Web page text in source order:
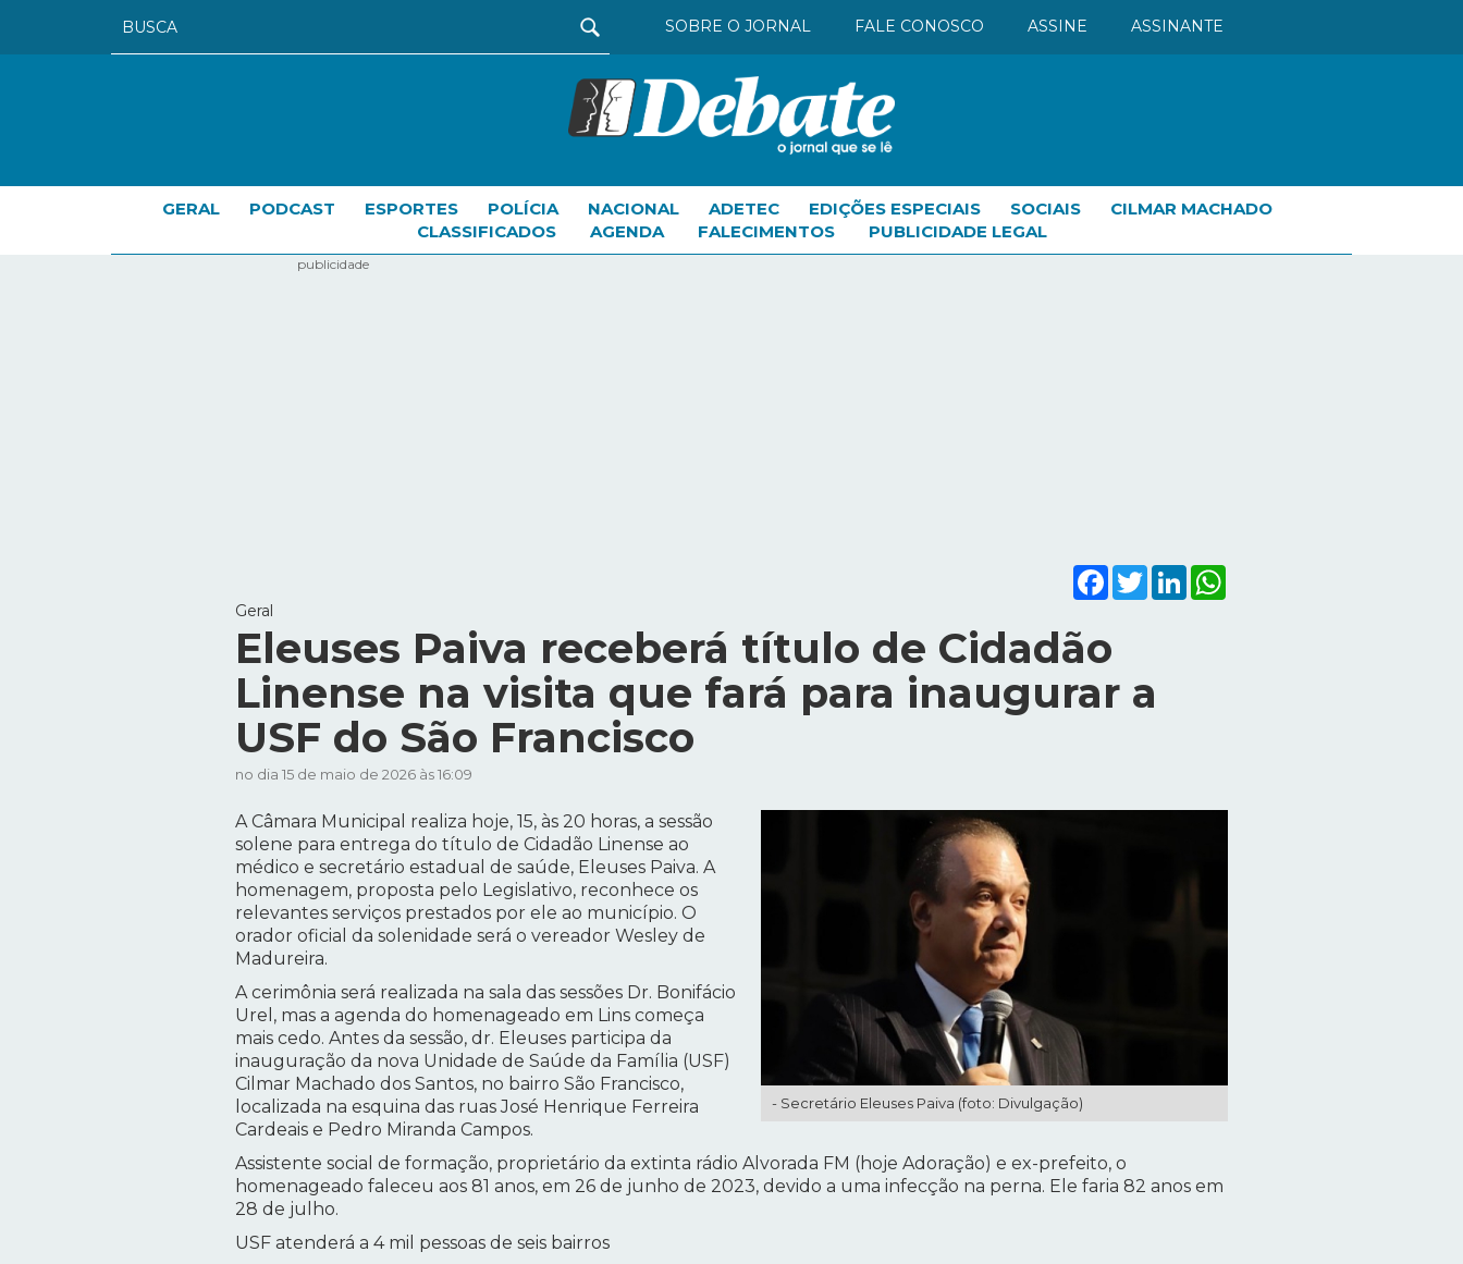
ASSINANTE
ASSINE
FALE CONOSCO
SOBRE O JORNAL
GERAL PODCAST ESPORTES POLÍCIA NACIONAL ADETEC EDIÇÕES ESPECIAIS SOCIAIS
CILMAR MACHADO
CLASSIFICADOS
AGENDA FALECIMENTOS PUBLICIDADE LEGAL
publicidade
FacebookTwitterLinkedIn
Geral
Eleuses Paiva receberá título de Cidadão
Linense na visita que fará para inaugurar a
USF do São Francisco
no dia 15 de maio de 2026 às 16:09
- Secretário Eleuses Paiva (foto: Divulgação)
A Câmara Municipal realiza hoje, 15, às 20 horas, a sessão
solene para entrega do título de Cidadão Linense ao
médico e secretário estadual de saúde, Eleuses Paiva. A
homenagem, proposta pelo Legislativo, reconhece os
relevantes serviços prestados por ele ao município. O
orador oficial da solenidade será o vereador Wesley de
Madureira.
A cerimônia será realizada na sala das sessões Dr. Bonifácio
Urel, mas a agenda do homenageado em Lins começa
mais cedo. Antes da sessão, dr. Eleuses participa da
inauguração da nova Unidade de Saúde da Família (USF)
Cilmar Machado dos Santos, no bairro São Francisco,
localizada na esquina das ruas José Henrique Ferreira
Cardeais e Pedro Miranda Campos.
Assistente social de formação, proprietário da extinta rádio Alvorada FM (hoje Adoração) e ex-prefeito, o
homenageado faleceu aos 81 anos, em 26 de junho de 2023, devido a uma infecção na perna. Ele faria 82 anos em
28 de julho.
USF atenderá a 4 mil pessoas de seis bairros